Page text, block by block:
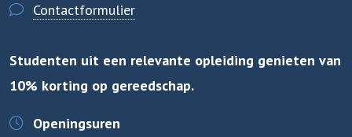
Contactformulier
Studenten uit een relevante opleiding genieten van
10% korting op gereedschap.
Openingsuren